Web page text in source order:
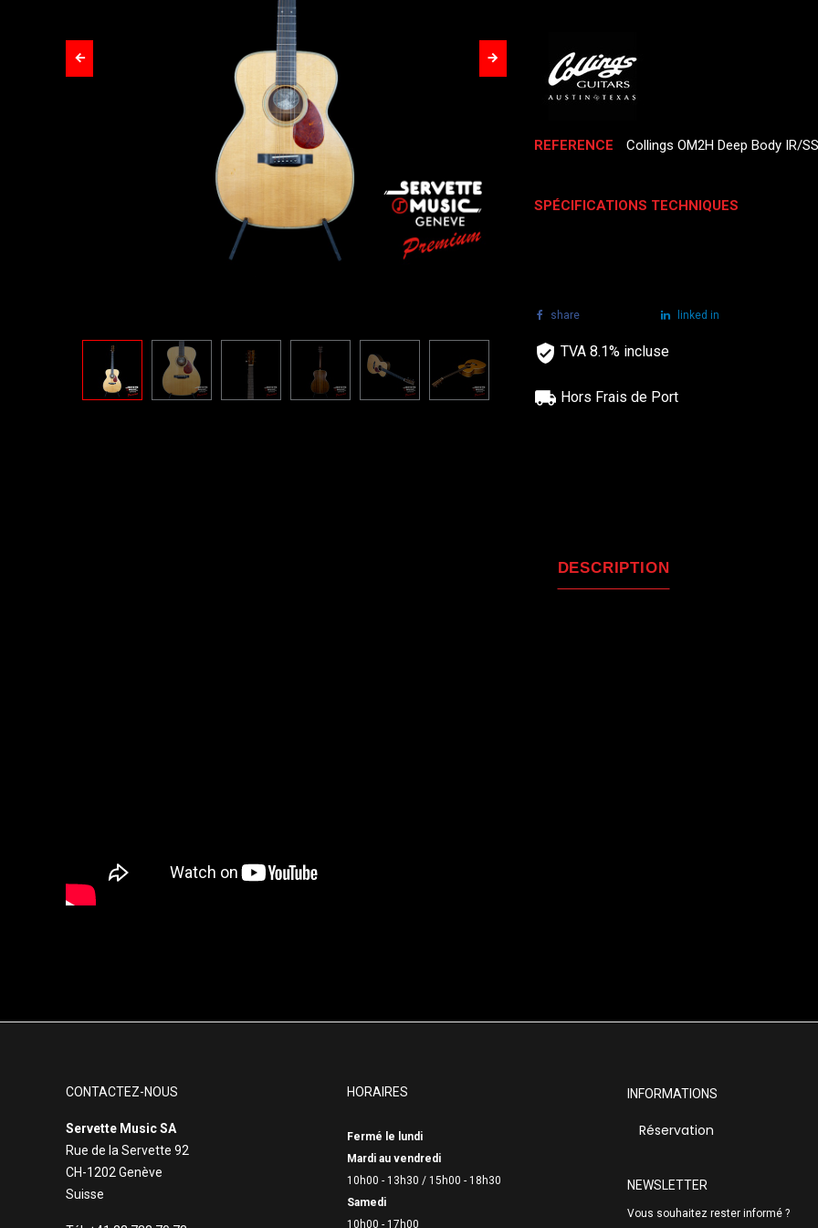
REFERENCE Collings OM2H Deep Body IR/SS
SPÉCIFICATIONS TECHNIQUES
share linked in
TVA 8.1% incluse
Hors Frais de Port
DESCRIPTION
CONTACTEZ-NOUS
Servette Music SA
Rue de la Servette 92
CH-1202 Genève
Suisse
HORAIRES
Fermé le lundi
Mardi au vendredi
10h00 - 13h30 /15h00 - 18h30
Samedi
10h00 - 17h00
INFORMATIONS
Réservation
NEWSLETTER
Vous souhaitez rester informé ?